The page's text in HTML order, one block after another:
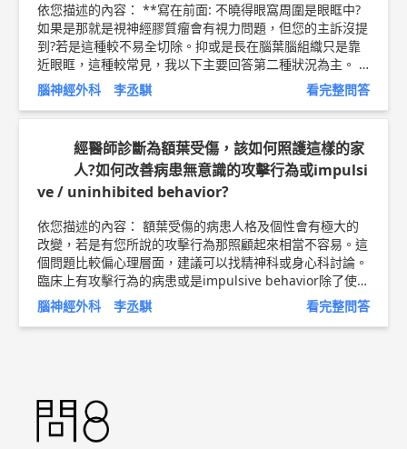
依您描述的內容： **寫在前面: 不曉得眼窩周圍是眼眶中?
如果是那就是視神經膠質瘤會有視力問題，但您的主訴沒提
到?若是這種較不易全切除。抑或是長在腦葉腦組織只是靠
近眼眶，這種較常見，我以下主要回答第二種狀況為主。 1.
若經手術切除，平均預後狀況為何，剩餘壽命是幾年呢？膠
質細胞瘤是否有再生風險？是否需要化療？ -->預後主要與
切得乾不乾淨還有術後到底第幾級來決定，在安全範圍不會
造成新的神經學缺損狀況下，最好可以切>80-85%，能全切
除最好。第二級是為較良性的，第三級就偏惡性，至於第四
級就極惡性。要等最終病理切片才能判斷等級。第1,2級可
到10年以上，第三級5-10年, 第四級1-2年。任何腫瘤都會
本上第2,3,4皆須考慮電療，化療就要看健保給付以及治療
準則判斷。 2.家母是老觀念，總認為腦部手術開完，人會
「廢掉」，變得失智或癱瘓，對於腦部手術相當抗拒，堅稱
不開刀還比較好。我不知道該如何勸說，想請問您們會如何
破解這類迷思？ -->要看腫瘤部位若是沒有侵犯語言區,運動
區,腦幹,基底核,那失智癱瘓發生機率低，再加上現在有術中
後，是否有研究證實與病患心態有關，樂觀的病患抗癌機率
是不是通常較高？ -->有可能，但是沒有客觀問卷數據可以
腦神經外科 李丞騏 看完整問答
經醫師診斷為額葉受傷，該如何照護這樣的家
人?如何改善病患無意識的攻擊行為或impulsi
ve / uninhibited behavior?
依您描述的內容： 額葉受傷的病患人格及個性會有極大的
改變，若是有您所說的攻擊行為那照顧起來相當不容易。這
個問題比較偏心理層面，建議可以找精神科或身心科討論。
臨床上有攻擊行為的病患或是impulsive behavior除了使用
物理約束的方法，還可搭配鎮定安眠為主的藥物。盡量調整
到正常生活作息也可安撫情緒。主要照顧者最好是家人或是
部動脈瘤衛教文章 ►
腦神經外科 李丞騏 看完整問答